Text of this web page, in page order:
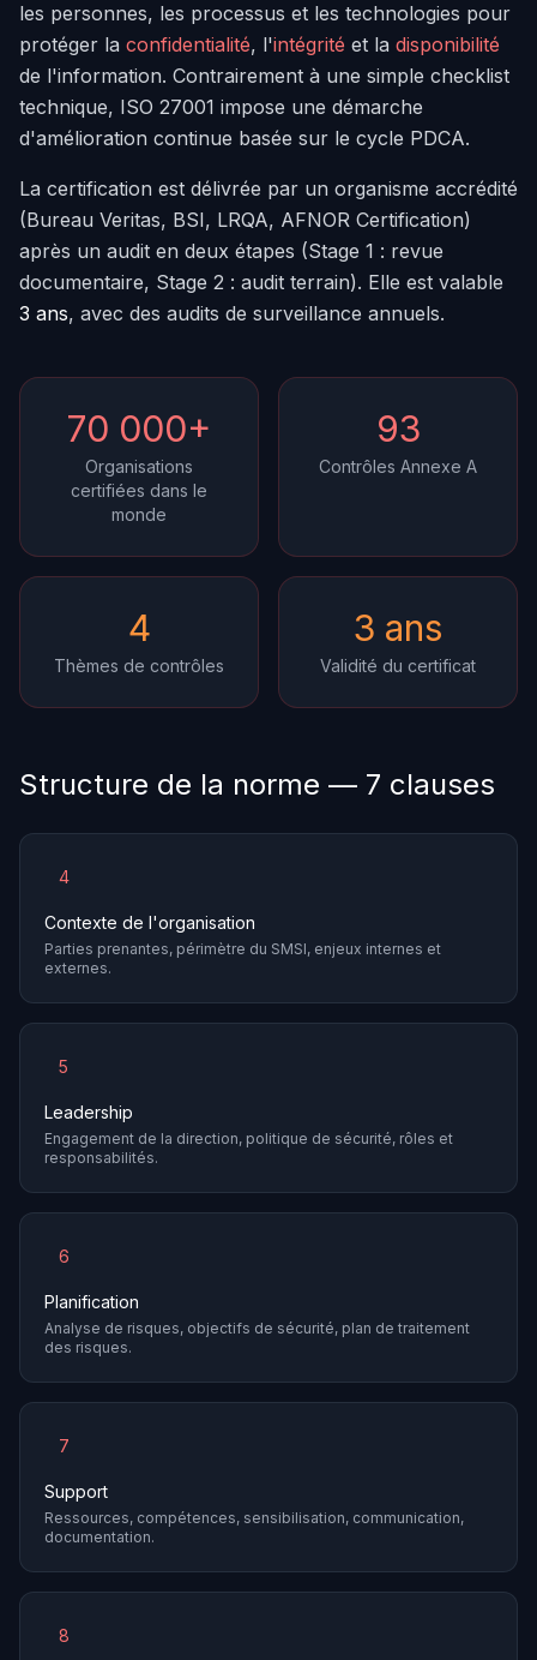
les personnes, les processus et les technologies pour
protéger la confidentialité, l'intégrité et la disponibilité
de l'information. Contrairement à une simple checklist
technique, ISO 27001 impose une démarche
d'amélioration continue basée sur le cycle PDCA.
La certification est délivrée par un organisme accrédité
(Bureau Veritas, BSI, LRQA, AFNOR Certification)
après un audit en deux étapes (Stage 1 : revue
documentaire, Stage 2 : audit terrain). Elle est valable
3 ans, avec des audits de surveillance annuels.
70 000+
Organisations
certifiées dans le
monde
93
Contrôles Annexe A
4
Thèmes de contrôles
3 ans
Validité du certificat
Structure de la norme — 7 clauses
4
Contexte de l'organisation
Parties prenantes, périmètre du SMSI, enjeux internes et
externes.
5
Leadership
Engagement de la direction, politique de sécurité, rôles et
responsabilités.
6
Planification
Analyse de risques, objectifs de sécurité, plan de traitement
des risques.
7
Support
Ressources, compétences, sensibilisation, communication,
documentation.
8